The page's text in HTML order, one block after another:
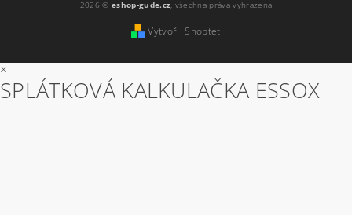
2026 ©eshop-gude.cz, všechna práva vyhrazena
Vytvořil Shoptet
×
SPLÁTKOVÁ KALKULAČKA ESSOX